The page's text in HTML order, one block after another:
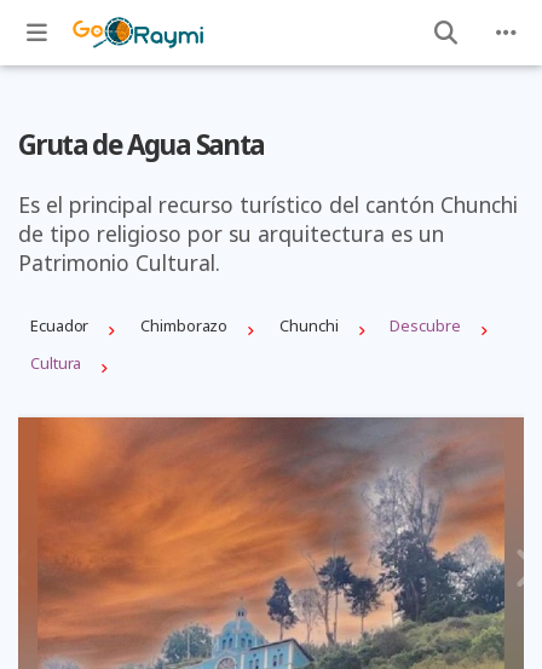
Gruta de Agua Santa
Es el principal recurso turístico del cantón Chunchi
de tipo religioso por su arquitectura es un
Patrimonio Cultural.
Ecuador Chimborazo Chunchi
Descubre
Cultura
Previous